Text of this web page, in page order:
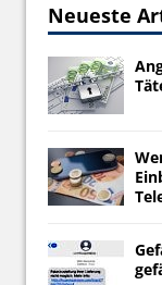
Neueste